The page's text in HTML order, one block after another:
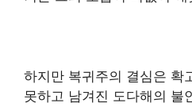
하지만 복귀주의 결심은 확
못하고 남겨진 도다해의 불